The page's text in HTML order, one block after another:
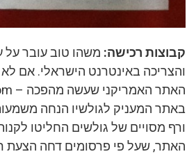
קבוצות רכישה: משהו טוב עובר על
והצריכה באינטרנט הישראלי. אם
באתר המעניק לגולשיו הנחה
ורף מסויים של גולשים החליטו
האתר, שעל פי פרסומים דחה הצעת